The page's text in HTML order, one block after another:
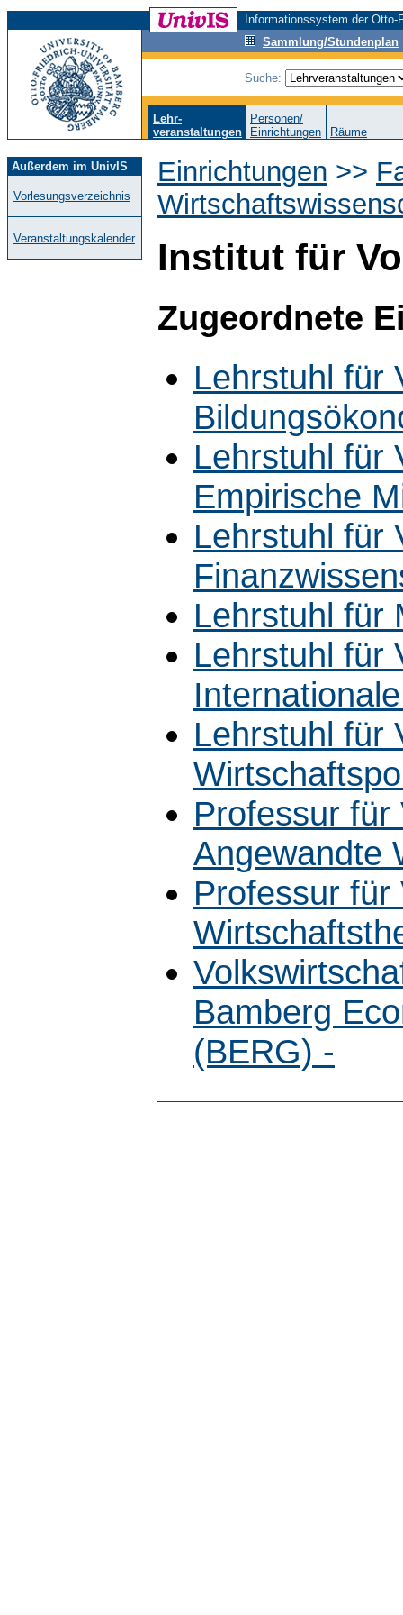
Informationssystem der
Sammlung/Stundenplan
Suche:
Lehr-
veranstaltungen
Personen/
Einrichtungen
Räume
Außerdem im UnivIS
Vorlesungsverzeichnis
Veranstaltungskalender
Einrichtungen >>
Institut für
Zugeordnete
Lehrstuhl für
Lehrstuhl für
Empirische
Lehrstuhl für
Lehrstuhl für
Lehrstuhl für
Lehrstuhl für
Professur für
Angewandte
Professur für
Bamberg
(BERG) -